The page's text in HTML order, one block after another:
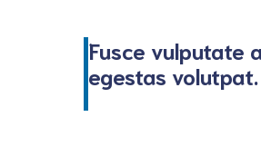
Fusce vulputate
egestas volutpat.